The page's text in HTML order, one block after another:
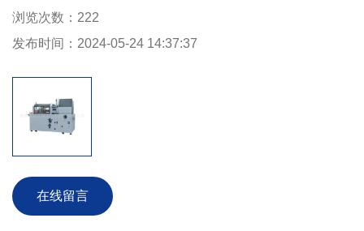
浏览次数： 222
发布时间： 2024-05-24 14:37:37
在线留言